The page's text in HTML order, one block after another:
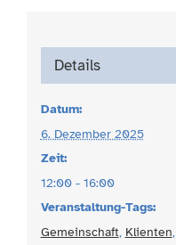
Details
Datum:
6. Dezember 2025
Zeit:
12:00 - 16:00
Veranstaltung-Tags:
Gemeinschaft, Klienten,